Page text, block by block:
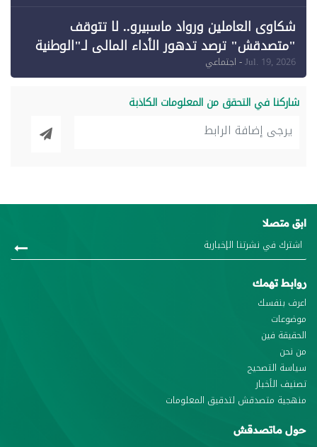
شكاوى العاملين ورواد ماسبيرو.. لا تتوقف
"متصدقش" ترصد تدهور الأداء المالي لـ"الوطنية
للإعلام"
Jul. 19, 2026- اجتماعي
شاركنا في التحقق من المعلومات الكاذبة
ابق متصلا
روابط تهمك
اعرف بنفسك
موضوعات
الحقيقة فين
من نحن
سياسة التصحيح
تصنيف الأخبار
منهجية متصدقش لتدقيق المعلومات
حول ماتصدقش